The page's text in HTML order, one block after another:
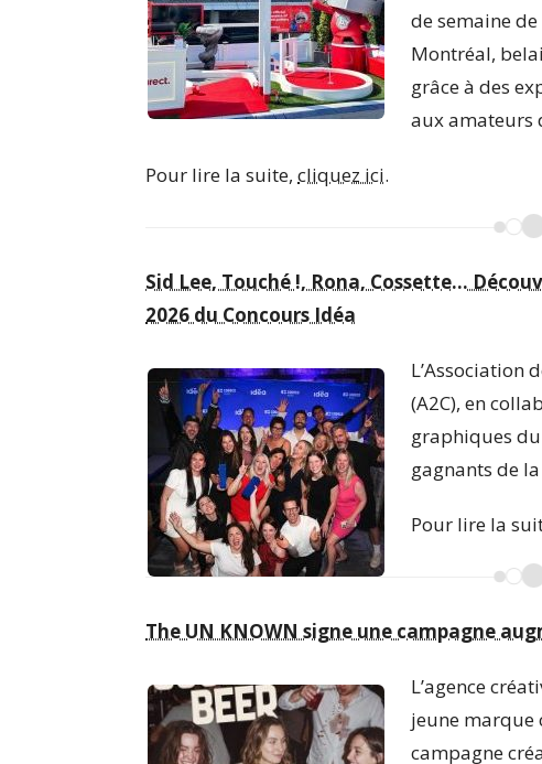
de semaine
Montréal,
grâce à des
aux amateurs
Pour lire la suite, cliquez ici.
Sid Lee, Touché !, Rona, Cossette…
2026 du Concours Idéa
L’Association
(A2C), en
graphiques du
gagnants de
Pour lire la
The UN KNOWN signe une campagne
L’agence
jeune marque
campagne